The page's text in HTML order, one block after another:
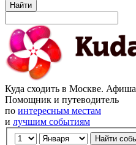
Найти
Куда сходить в Москве. Афиша
Помощник и путеводитель
по интересным местам
и лучшим событиям